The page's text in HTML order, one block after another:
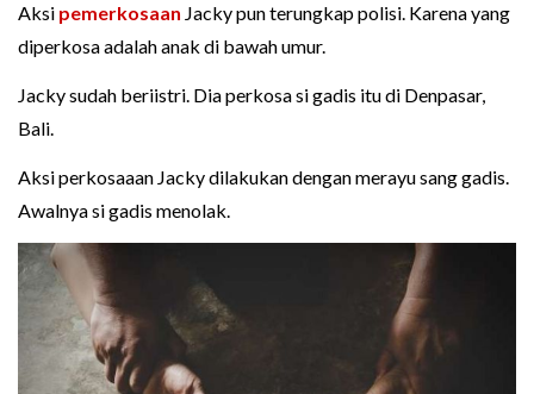
Aksi pemerkosaan Jacky pun terungkap polisi. Karena yang
diperkosa adalah anak di bawah umur.
Jacky sudah beriistri. Dia perkosa si gadis itu di Denpasar,
Bali.
Aksi perkosaaan Jacky dilakukan dengan merayu sang gadis.
Awalnya si gadis menolak.